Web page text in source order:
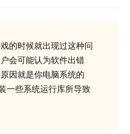
的时候就出现过这种问
会可能认为软件出错
因就是你电脑系统的
一些系统运行库所导致